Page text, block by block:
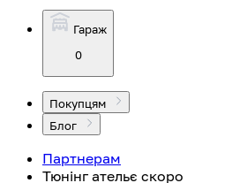
Гараж
0
Покупцям
Блог
Партнерам
Тюнінг ательє скоро